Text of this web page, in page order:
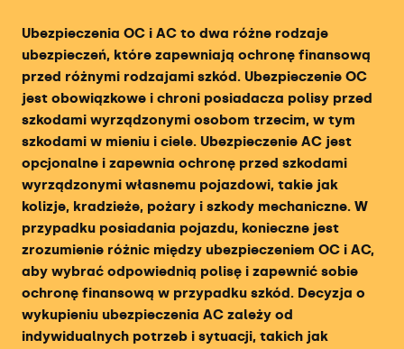
Ubezpieczenia OC i AC to dwa różne rodzaje
ubezpieczeń, które zapewniają ochronę finansową
przed różnymi rodzajami szkód. Ubezpieczenie OC
jest obowiązkowe i chroni posiadacza polisy przed
szkodami wyrządzonymi osobom trzecim, w tym
szkodami w mieniu i ciele. Ubezpieczenie AC jest
opcjonalne i zapewnia ochronę przed szkodami
wyrządzonymi własnemu pojazdowi, takie jak
kolizje, kradzieże, pożary i szkody mechaniczne. W
przypadku posiadania pojazdu, konieczne jest
zrozumienie różnic między ubezpieczeniem OC i AC,
aby wybrać odpowiednią polisę i zapewnić sobie
ochronę finansową w przypadku szkód. Decyzja o
wykupieniu ubezpieczenia AC zależy od
indywidualnych potrzeb i sytuacji, takich jak
Ranking Pożyczek Gotówkowych
Ranking Kont Dla Młodych
Ranking Kont Forex
Ranking Brokerów
Ranking brokerów ETF
Ranking Brokerów Zagranicznych
Ranking Oprocentowanych Kont
Inwestycyjnych
Ranking Brokerów Obligacji
Ranking Aplikacji Księgowych
Ranking Terminali Płatniczych
Ranking Firm Faktoringowych